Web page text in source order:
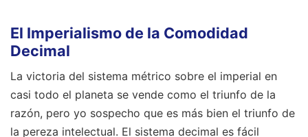
El Imperialismo de la Comodidad
Decimal
La victoria del sistema métrico sobre el imperial en
casi todo el planeta se vende como el triunfo de la
razón, pero yo sospecho que es más bien el triunfo de
la pereza intelectual. El sistema decimal es fácil